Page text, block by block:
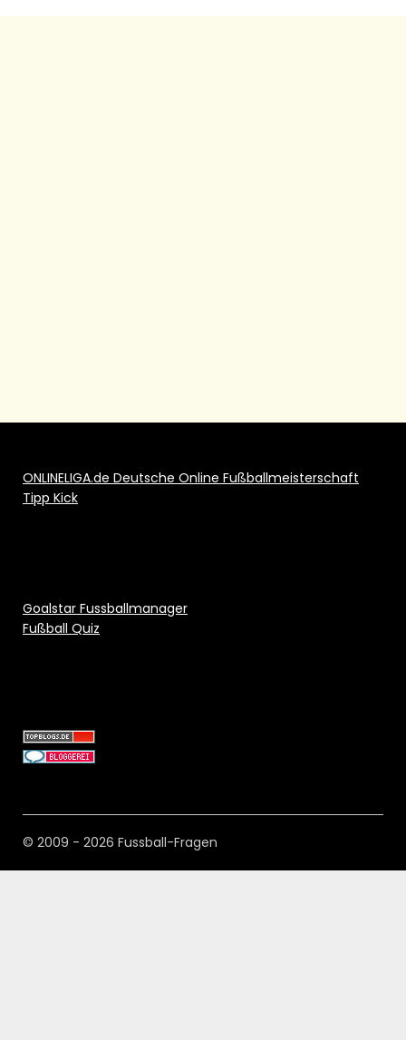
ONLINELIGA.de Deutsche Online Fußballmeisterschaft
Tipp Kick
Goalstar Fussballmanager
Fußball Quiz
© 2009 - 2026 Fussball-Fragen